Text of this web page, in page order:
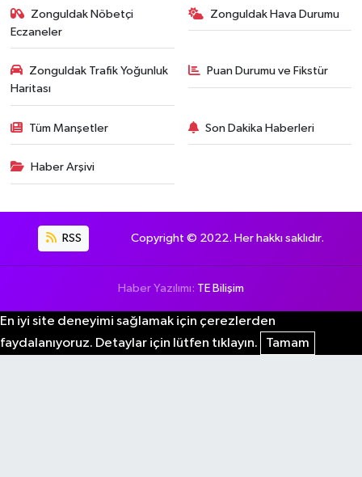
Zonguldak Nöbetçi
Eczaneler
Zonguldak Hava Durumu
Zonguldak Trafik Yoğunluk
Haritası
Puan Durumu ve Fikstür
Tüm Manşetler Son Dakika Haberleri
Haber Arşivi
RSS Copyright © 2022. Her hakkı saklıdır.
Haber Yazılımı: TE Bilişim
En iyi site deneyimi sağlamak için çerezlerden
faydalanıyoruz. Detaylar için lütfen tıklayın.
Tamam